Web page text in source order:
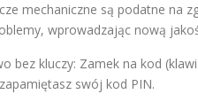
mechaniczne są podatne na
wprowadzając nową
bez kluczy: Zamek na kod
swój kod PIN.